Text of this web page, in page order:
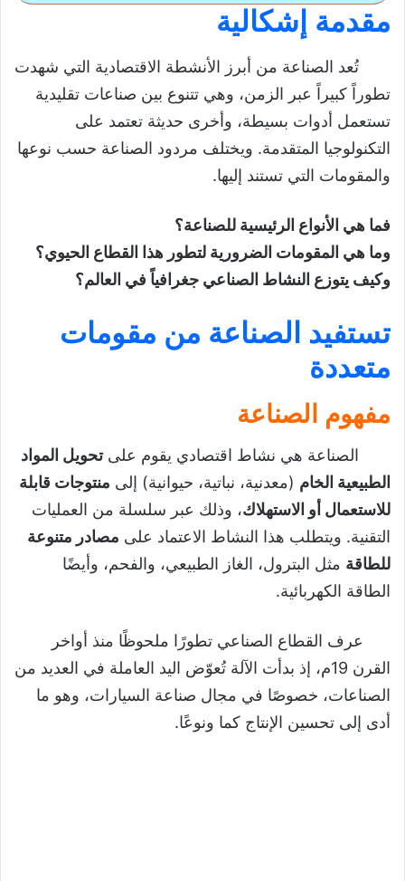
أنشطة السكان (الصناعة)
مقدمة إشكالية
تستفيد الصناعة من مقومات متعددة
مفهوم الصناعة
مقومات الصناعة
والتوزيع
أنواع الصناعات
خاتمة
تحميل درس أنشطة السكان (الصناعة)
مقدمة إشكالية
تُعد الصناعة من أبرز الأنشطة الاقتصادية التي شهدت
تطوراً كبيراً عبر الزمن، وهي تتنوع بين صناعات تقليدية
تستعمل أدوات بسيطة، وأخرى حديثة تعتمد على
التكنولوجيا المتقدمة. ويختلف مردود الصناعة حسب نوعها
والمقومات التي تستند إليها.
فما هي الأنواع الرئيسية للصناعة؟
وما هي المقومات الضرورية لتطور هذا القطاع الحيوي؟
وكيف يتوزع النشاط الصناعي جغرافياً في العالم؟
تستفيد الصناعة من مقومات
متعددة
مفهوم الصناعة
الصناعة هي نشاط اقتصادي يقوم علىتحويل المواد
الطبيعية الخام (معدنية، نباتية، حيوانية) إلى منتوجات قابلة
للاستعمال أو الاستهلاك، وذلك عبر سلسلة من العمليات
التقنية. ويتطلب هذا النشاط الاعتماد على مصادر متنوعة
للطاقة مثل البترول، الغاز الطبيعي، والفحم، وأيضًا
الطاقة الكهربائية.
عرف القطاع الصناعي تطورًا ملحوظًا منذ أواخر
القرن 19م، إذ بدأت الآلة تُعوّض اليد العاملة في العديد من
الصناعات، خصوصًا في مجال صناعة السيارات، وهو ما
أدى إلى تحسين الإنتاج كما ونوعًا.